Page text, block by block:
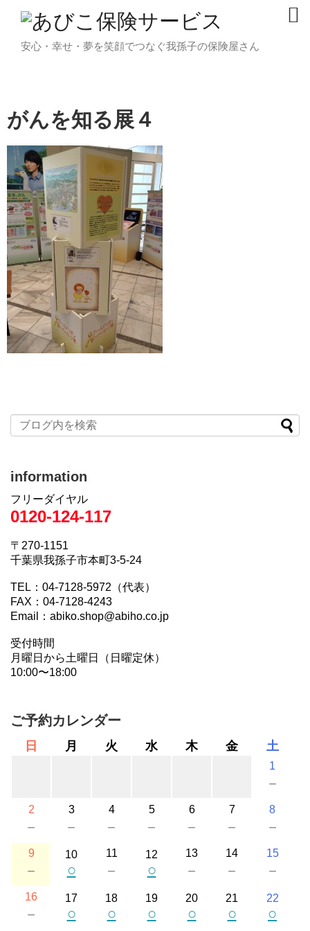
安心・幸せ・夢を笑顔でつなぐ我孫子の保険屋さん
がんを知る展４
information
フリーダイヤル
0120-124-117
〒270-1151
千葉県我孫子市本町3-5-24
TEL：04-7128-5972（代表）
FAX：04-7128-4243
Email：abiko.shop@abiho.co.jp
受付時間
月曜日から土曜日（日曜定休）
10:00〜18:00
ご予約カレンダー
日 月 火 水 木 金 土
1
－
2
－
3
－
4
－
5
－
6
－
7
－
8
－
9
－
10
○
11
－
12
○
13
－
14
－
15
－
16
－
17
○
18
○
19
○
20
○
21
○
22
○